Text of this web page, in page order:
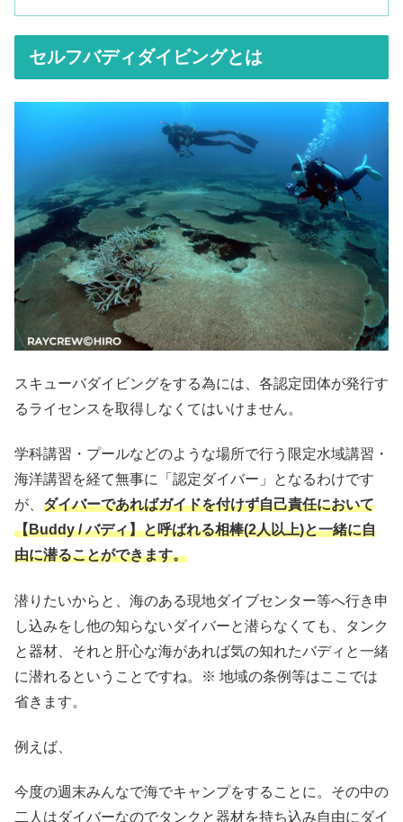
セルフバディダイビングとは
スキューバダイビングをする為には、各認定団体が発行す
るライセンスを取得しなくてはいけません。
学科講習・プールなどのような場所で行う限定水域講習・
海洋講習を経て無事に「認定ダイバー」となるわけです
が、 ダイバーであればガイドを付けず自己責任において
【Buddy / バディ】と呼ばれる相棒(2人以上)と一緒に自
由に潜ることができます。
潜りたいからと、海のある現地ダイブセンター等へ行き申
し込みをし他の知らないダイバーと潜らなくても、タンク
と器材、それと肝心な海があれば気の知れたバディと一緒
に潜れるということですね。※ 地域の条例等はここでは
省きます。
例えば、
今度の週末みんなで海でキャンプをすることに。その中の
二人はダイバーなのでタンクと器材を持ち込み自由にダイ